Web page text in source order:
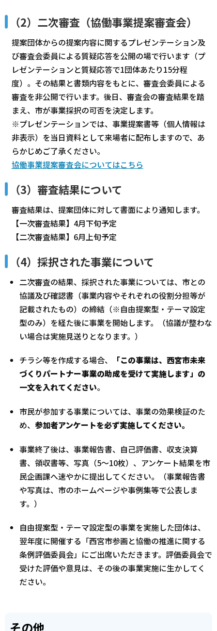
（2）二次審査（協働事業提案審査会）
提案団体からの提案内容に関するプレゼンテーション及
び審査会委員による質疑応答を公開の場で行います（プ
レゼンテーションと質疑応答で1団体あたり15分程
度）。その結果と書類内容をもとに、審査会委員による
審査を非公開で行います。後日、審査会の審査結果を踏
まえ、市が事業採択の可否を決定します。
※プレゼンテーションでは、事業提案書等（個人情報は
非表示）を当日資料として来場者に配布しますので、あ
らかじめご了承ください。
協働事業提案審査会についてはこちら
（3）審査結果について
審査結果は、提案団体に対して書面により通知します。
【一次審査結果】4月下旬予定
【二次審査結果】6月上旬予定
（4）採択された事業について
二次審査の結果、採択された事業については、市との
協議及び確認書（事業内容やそれぞれの役割分担等が
記載されたもの）の締結（※自由提案型・テーマ設定
型のみ）を経た後に事業を開始します。（協議が整わな
い場合は実施見送りとなります。）
チラシ等を作成する場合、
「この事業は、西宮市未来
づくりパートナー事業の助成を受けて実施します」の
一文を入れてください。
市民が参加する事業については、事業の効果検証のた
め、 参加者アンケートを必ず実施してください。
事業終了後は、事業報告書、自己評価書、収支決算
書、領収書等、写真（5～10枚）、アンケート結果を市
民企画課へ速やかに提出してください。（事業報告書
や写真は、市のホームページや事例集等で公表しま
す。）
自由提案型・テーマ設定型の事業を実施した団体は、
翌年度に開催する「西宮市参画と協働の推進に関する
条例評価委員会」にご出席いただきます。評価委員会で
受けた評価や意見は、その後の事業実施に生かしてく
ださい。
その他